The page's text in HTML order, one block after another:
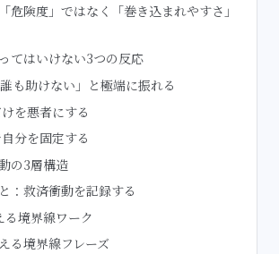
危険度」ではなく「巻き込まれやすさ」
てはいけない3つの反応
も助けない」と極端に振れる
を悪者にする
分を固定する
の3層構造
：救済衝動を記録する
る境界線ワーク
る境界線フレーズ